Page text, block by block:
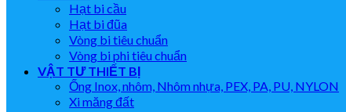
Hạt bi cầu
Hạt bi đũa
Vòng bi tiêu chuẩn
Vòng bi phi tiêu chuẩn
VẬT TƯ THIẾT BỊ
Ống Inox, nhôm, Nhôm nhựa, PEX, PA, PU, NYLON
Xi măng đất